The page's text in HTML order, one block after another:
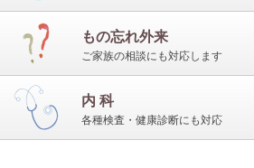
もの忘れ外来
ご家族の相談にも対応します
内 科
各種検査・健康診断にも対応